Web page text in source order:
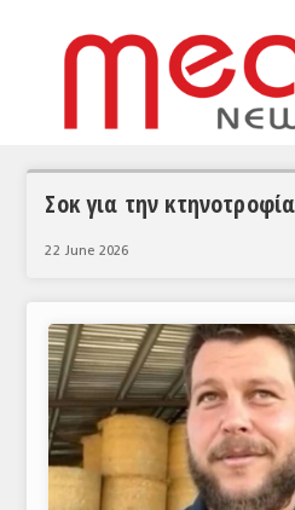
ΑΝΑΛΥΣΕΙΣ
ΚΟΣΜΟΣ
ΕΙΔΗΣΕΙΣ
ΕΥΡΩΠΑΪΚΕΣ ΑΠΟΦΑΣΕΙΣ
Σοκ για την
22 June 2026